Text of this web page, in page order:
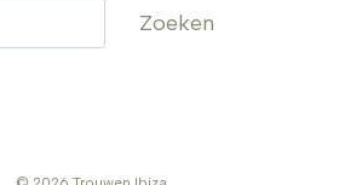
Zoeken